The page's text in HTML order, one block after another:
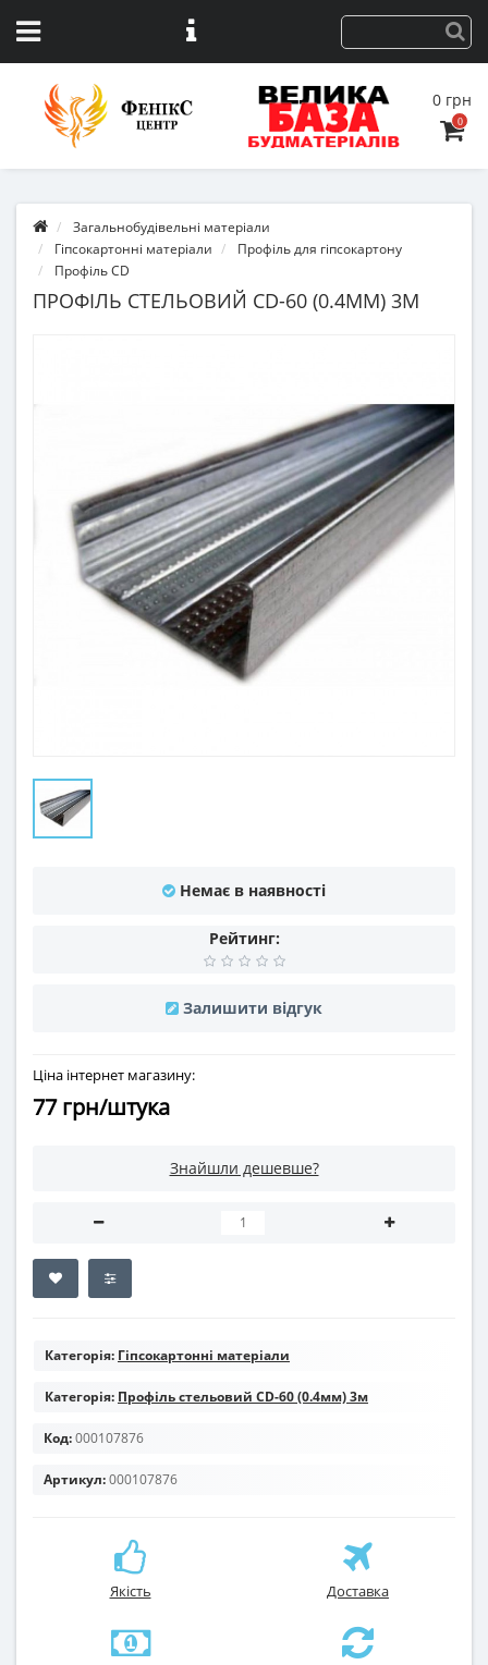
0 грн
0
Загальнобудівельні матеріали
Гіпсокартонні матеріали
Профіль для гіпсокартону
Профіль CD
ПРОФІЛЬ СТЕЛЬОВИЙ CD-60 (0.4ММ) 3М
Немає в наявності
Рейтинг:
Залишити відгук
Ціна інтернет магазину:
77 грн/штука
Знайшли дешевше?
Категорія: Гіпсокартонні матеріали
Категорія: Профіль стельовий CD-60 (0.4мм) 3м
Код:000107876
Артикул:000107876
Якість Доставка